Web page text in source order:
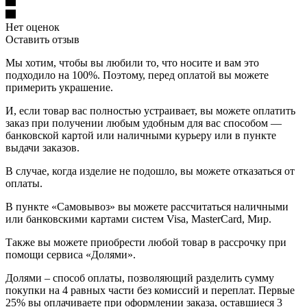
Нет оценок
Оставить отзыв
Мы хотим, чтобы вы любили то, что носите и вам это
подходило на 100%. Поэтому, перед оплатой вы можете
примерить украшение.
И, если товар вас полностью устраивает, вы можете оплатить
заказ при получении любым удобным для вас способом —
банковской картой или наличными курьеру или в пункте
выдачи заказов.
В случае, когда изделие не подошло, вы можете отказаться от
оплаты.
В пункте «Самовывоз» вы можете рассчитаться наличными
или банковскими картами систем Visa, MasterCard, Мир.
Также вы можете приобрести любой товар в рассрочку при
помощи сервиса «Долями».
Долями – способ оплаты, позволяющий разделить сумму
покупки на 4 равных части без комиссий и переплат. Первые
25% вы оплачиваете при оформлении заказа, оставшиеся 3